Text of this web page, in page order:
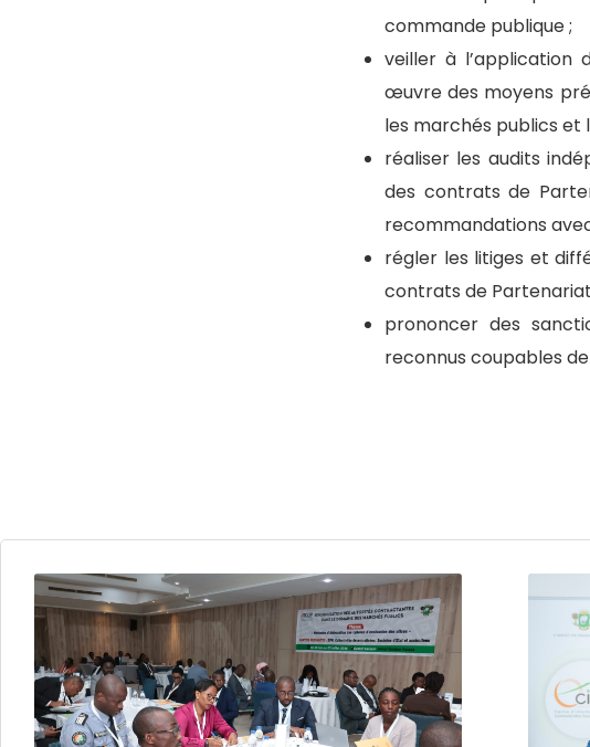
commande publique ;
veiller à l’application
œuvre des moyens
les marchés publics et
réaliser les audits
des contrats de
recommandations
régler les litiges et
contrats de
prononcer des
reconnus coupables